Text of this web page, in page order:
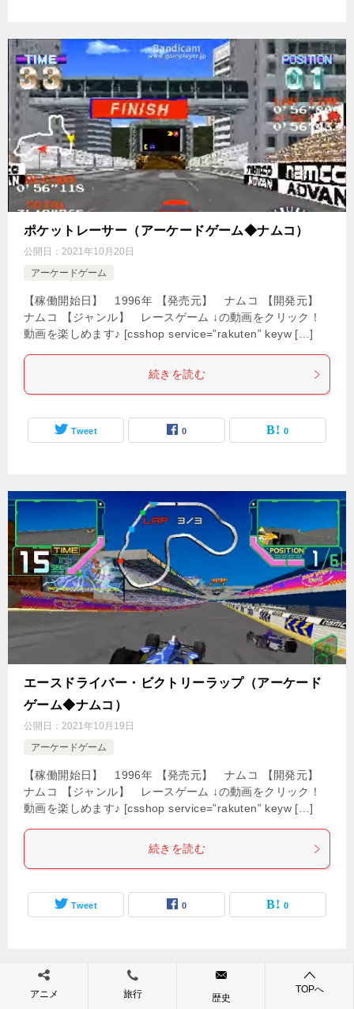
ポケットレーサー（アーケードゲーム◆ナムコ）
公開日： 2021年10月20日
アーケードゲーム
【稼働開始日】 1996年 【発売元】 ナムコ 【開発元】
ナムコ 【ジャンル】 レースゲーム ↓の動画をクリック！
動画を楽しめます♪ [csshop service=”rakuten” keyw […]
続きを読む
Tweet 0 0
エースドライバー・ビクトリーラップ（アーケード
ゲーム◆ナムコ）
公開日： 2021年10月19日
アーケードゲーム
【稼働開始日】 1996年 【発売元】 ナムコ 【開発元】
ナムコ 【ジャンル】 レースゲーム ↓の動画をクリック！
動画を楽しめます♪ [csshop service=”rakuten” keyw […]
続きを読む
Tweet 0 0
アニメ 旅行 歴史
TOPへ